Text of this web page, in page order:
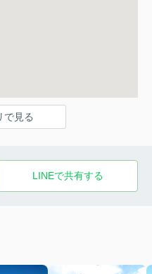
で見る
LINEで共有する